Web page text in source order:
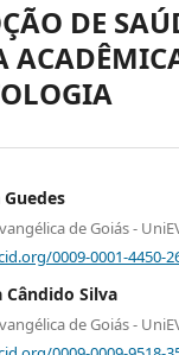
DE
de Goiás -
0009-0001-4450-
Silva
de Goiás -